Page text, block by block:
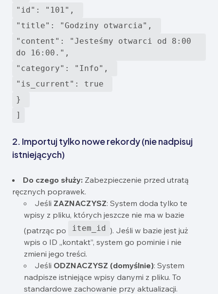
"id": "101",
"title": "Godziny otwarcia",
"content": "Jesteśmy otwarci od 8:00
do 16:00.",
"category": "Info",
"is_current": true
}
]
2. Importuj tylko nowe rekordy (nie nadpisuj
istniejących)
Do czego służy: Zabezpieczenie przed utratą
ręcznych poprawek.
Jeśli ZAZNACZYSZ: System doda tylko te
wpisy z pliku, których jeszcze nie ma w bazie
(patrząc po
item_id ). Jeśli w bazie jest już
wpis o ID „kontakt”, system go pominie i nie
zmieni jego treści.
Jeśli ODZNACZYSZ (domyślnie): System
nadpisze istniejące wpisy danymi z pliku. To
standardowe zachowanie przy aktualizacji.